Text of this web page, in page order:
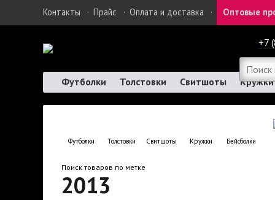
Контакты · Прайс · Оплата и доставка · Оптовые
+7
Футболки Толстовки Свитшоты Кружки
Футболки Толстовки Свитшоты Кружки Бейсболки
Поиск товаров по метке
2013